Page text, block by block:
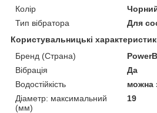
Колір
Тип вібратора
Для
Користувальницькі
Бренд (Страна)
Вібрація
Да
Водостійкість
можна
Діаметр: максимальний
(мм)
19